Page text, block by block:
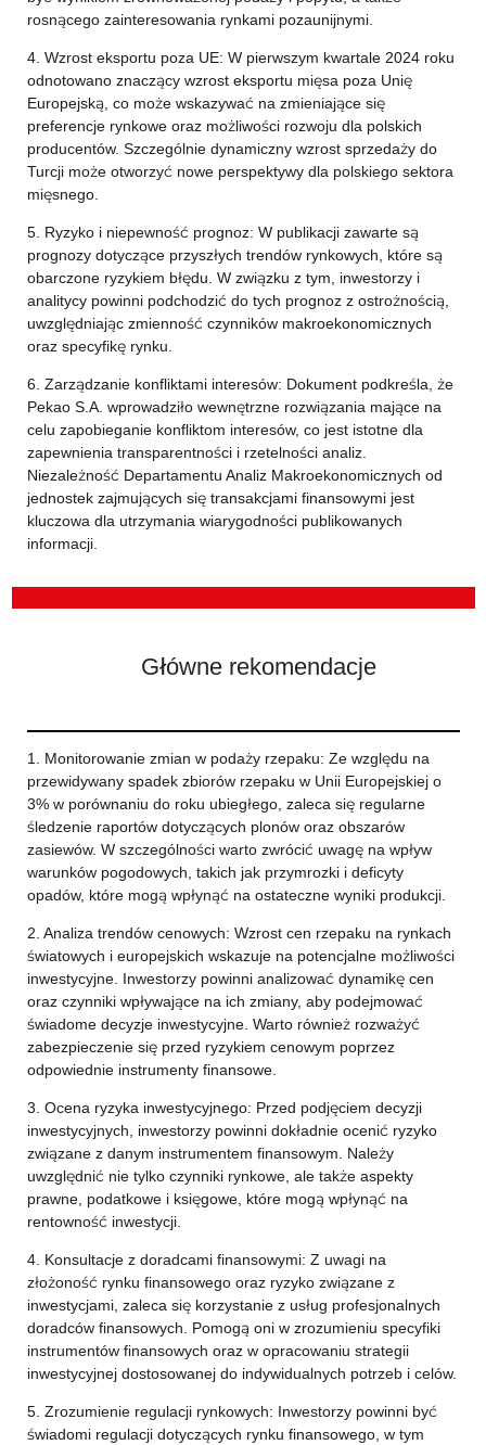
rosnącego zainteresowania rynkami pozaunijnymi.
4. Wzrost eksportu poza UE: W pierwszym kwartale 2024 roku
odnotowano znaczący wzrost eksportu mięsa poza Unię
Europejską, co może wskazywać na zmieniające się
preferencje rynkowe oraz możliwości rozwoju dla polskich
producentów. Szczególnie dynamiczny wzrost sprzedaży do
Turcji może otworzyć nowe perspektywy dla polskiego sektora
mięsnego.
5. Ryzyko i niepewność prognoz: W publikacji zawarte są
prognozy dotyczące przyszłych trendów rynkowych, które są
obarczone ryzykiem błędu. W związku z tym, inwestorzy i
analitycy powinni podchodzić do tych prognoz z ostrożnością,
uwzględniając zmienność czynników makroekonomicznych
oraz specyfikę rynku.
6. Zarządzanie konfliktami interesów: Dokument podkreśla, że
Pekao S.A. wprowadziło wewnętrzne rozwiązania mające na
celu zapobieganie konfliktom interesów, co jest istotne dla
zapewnienia transparentności i rzetelności analiz.
Niezależność Departamentu Analiz Makroekonomicznych od
jednostek zajmujących się transakcjami finansowymi jest
kluczowa dla utrzymania wiarygodności publikowanych
informacji.
Główne rekomendacje
1. Monitorowanie zmian w podaży rzepaku: Ze względu na
przewidywany spadek zbiorów rzepaku w Unii Europejskiej o
3% w porównaniu do roku ubiegłego, zaleca się regularne
śledzenie raportów dotyczących plonów oraz obszarów
zasiewów. W szczególności warto zwrócić uwagę na wpływ
warunków pogodowych, takich jak przymrozki i deficyty
opadów, które mogą wpłynąć na ostateczne wyniki produkcji.
2. Analiza trendów cenowych: Wzrost cen rzepaku na rynkach
światowych i europejskich wskazuje na potencjalne możliwości
inwestycyjne. Inwestorzy powinni analizować dynamikę cen
oraz czynniki wpływające na ich zmiany, aby podejmować
świadome decyzje inwestycyjne. Warto również rozważyć
zabezpieczenie się przed ryzykiem cenowym poprzez
odpowiednie instrumenty finansowe.
3. Ocena ryzyka inwestycyjnego: Przed podjęciem decyzji
inwestycyjnych, inwestorzy powinni dokładnie ocenić ryzyko
związane z danym instrumentem finansowym. Należy
uwzględnić nie tylko czynniki rynkowe, ale także aspekty
prawne, podatkowe i księgowe, które mogą wpłynąć na
rentowność inwestycji.
4. Konsultacje z doradcami finansowymi: Z uwagi na
złożoność rynku finansowego oraz ryzyko związane z
inwestycjami, zaleca się korzystanie z usług profesjonalnych
doradców finansowych. Pomogą oni w zrozumieniu specyfiki
instrumentów finansowych oraz w opracowaniu strategii
inwestycyjnej dostosowanej do indywidualnych potrzeb i celów.
5. Zrozumienie regulacji rynkowych: Inwestorzy powinni być
świadomi regulacji dotyczących rynku finansowego, w tym